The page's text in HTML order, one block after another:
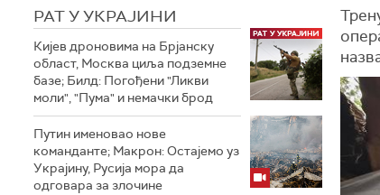
РАТ У УКРАЈИНИ
Кијев дроновима на Брјанску
област, Москва циља подземне
базе; Билд: Погођени "Ликви
моли", "Пума" и немачки брод
Путин именовао нове
команданте; Макрон: Остајемо уз
Украјину, Русија мора да
одговара за злочине